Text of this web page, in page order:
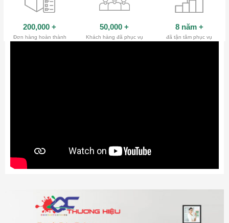
200,000 +
Đơn hàng hoàn thành
50,000 +
Khách hàng đã phục vụ
8 năm +
đã tận tâm phục vụ